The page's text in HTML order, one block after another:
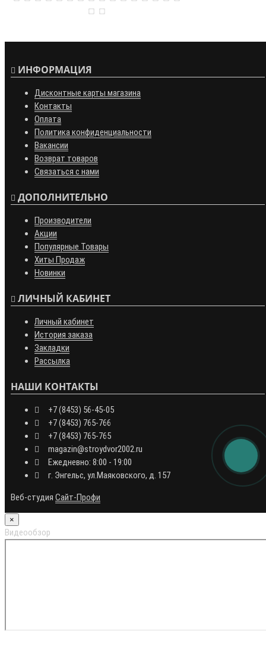
ИНФОРМАЦИЯ
Дисконтные карты магазина
Контакты
Оплата
Политика конфиденциальности
Вакансии
Возврат товаров
Связаться с нами
ДОПОЛНИТЕЛЬНО
Производители
Акции
Популярные Товары
Хиты Продаж
Новинки
ЛИЧНЫЙ КАБИНЕТ
Личный кабинет
История заказа
Закладки
Рассылка
НАШИ КОНТАКТЫ
+7 (8453) 56-45-05
+7 (8453) 765-766
+7 (8453) 765-765
magazin@stroydvor2002.ru
Ежедневно: 8:00 - 19:00
г. Энгельс, ул.Маяковского, д. 157
Веб-студия Сайт-Профи
×
Видеообзор